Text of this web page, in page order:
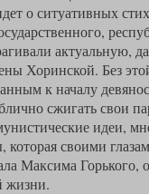
о ситуативных
Хоринской. Без
к началу
сжигать свои
идеи,
которая своими
Максима
жизни.